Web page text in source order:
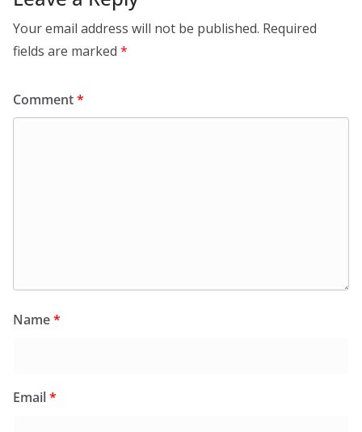
Your email address will not be published. Required
fields are marked *
Comment*
Name*
Email*